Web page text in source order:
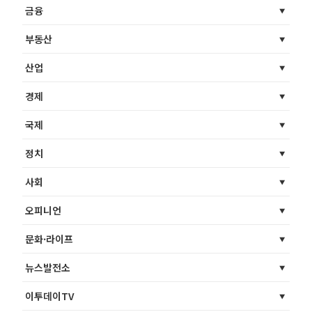
금융
부동산
산업
경제
국제
정치
사회
오피니언
문화·라이프
뉴스발전소
이투데이TV